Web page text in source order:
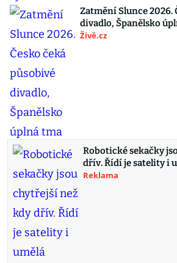
Zatmění Slunce 2026.
divadlo, Španělsko
Živě.cz
Robotické sekačky
dřív. Řídí je satelity i
Reklama